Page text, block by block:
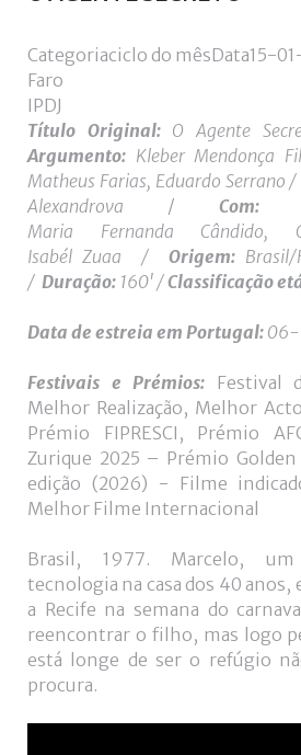
Categoriaciclo do mêsData15-
Faro
IPDJ
Título Original:O Agente
Argumento: Kleber Mendonça
Matheus Farias, Eduardo Serrano /
Alexandrova / Com:
Maria Fernanda Cândido,
Isabél Zuaa
/ Origem:
/ Duração: 160' /Classificação
Data de estreia em Portugal: 06-
Festivais e Prémios: Festival
Melhor Realização, Melhor
Prémio FIPRESCI, Prémio
Zurique 2025 – Prémio
edição (2026) - Filme
Melhor Filme Internacional
Brasil, 1977. Marcelo, um
tecnologia na casa dos 40 anos,
a Recife na semana do
reencontrar o filho, mas logo
está longe de ser o refúgio
procura.